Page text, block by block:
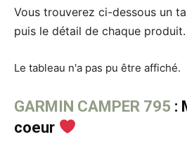
Vous trouverez ci-dessous un
puis le détail de chaque produit.
Le tableau n'a pas pu être affiché.
GARMIN CAMPER 795 :
coeur